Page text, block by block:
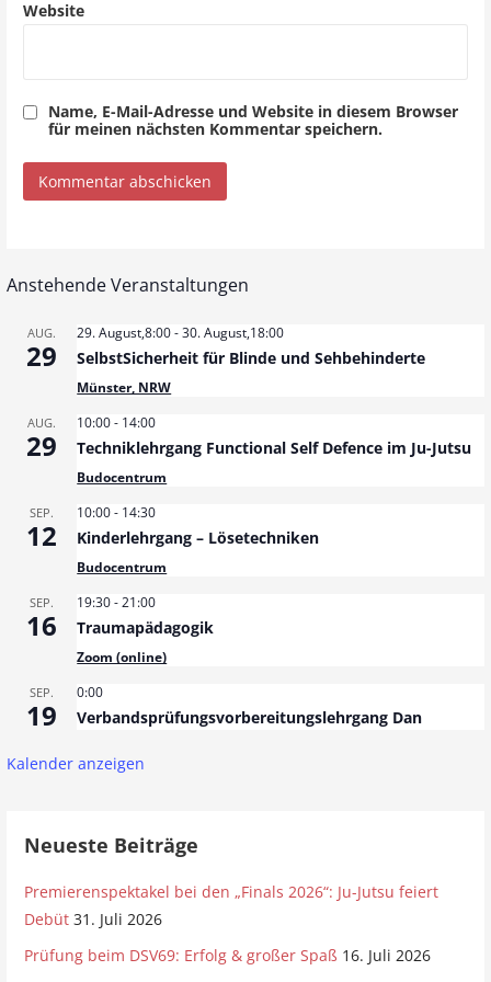
Website
Name, E-Mail-Adresse und Website in diesem Browser
für meinen nächsten Kommentar speichern.
Anstehende Veranstaltungen
AUG.
29
29. August,8:00-30. August,18:00
SelbstSicherheit für Blinde und Sehbehinderte
Münster, NRW
AUG.
29
10:00- 14:00
Techniklehrgang Functional Self Defence im Ju-Jutsu
Budocentrum
SEP.
12
10:00- 14:30
Kinderlehrgang – Lösetechniken
Budocentrum
SEP.
16
19:30-21:00
Traumapädagogik
Zoom (online)
SEP.
19
0:00
Verbandsprüfungsvorbereitungslehrgang Dan
Kalender anzeigen
Neueste Beiträge
Premierenspektakel bei den „Finals 2026“: Ju-Jutsu feiert
Debüt 31. Juli 2026
Prüfung beim DSV69: Erfolg & großer Spaß 16. Juli 2026